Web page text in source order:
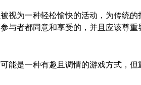
视为一种轻松愉快的活动，为传统的
与者都同意和享受的，并且应该尊重
能是一种有趣且调情的游戏方式，但